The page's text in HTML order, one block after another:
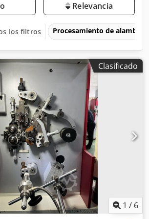
Relevancia
los filtros Procesamiento de alambre
Clasificado
1 / 6